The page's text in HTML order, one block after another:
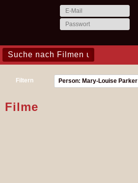
Filtern Person: Mary-Louise Parker
Filme